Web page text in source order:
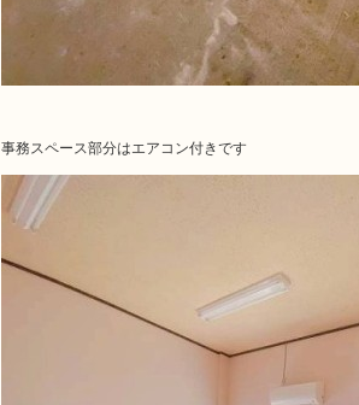
事務スペース部分はエアコン付きです